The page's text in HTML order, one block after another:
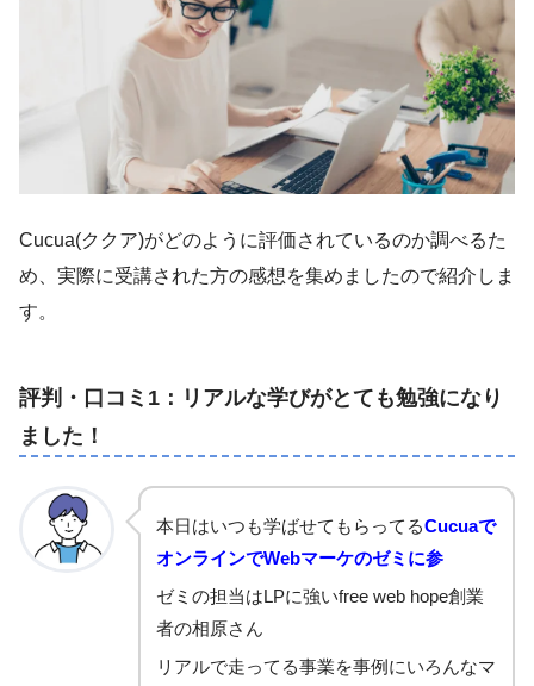
Cucua(ククア)がどのように評価されているのか調べるた
め、実際に受講された方の感想を集めましたので紹介しま
す。
評判・口コミ1：リアルな学びがとても勉強になり
ました！
本日はいつも学ばせてもらってるCucuaで
オンラインでWebマーケのゼミに参
ゼミの担当はLPに強いfree web hope創業
者の相原さん
リアルで走ってる事業を事例にいろんなマ